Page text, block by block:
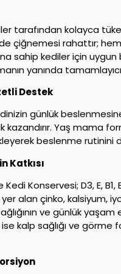
tarafından kolayca
çiğnemesi rahattır;
sahip kediler için uygun
yanında
Destek
günlük
Yaş mama
beslenme rutinini
Katkısı
Konservesi; D3, E, B1,
alan çinko, kalsiyum,
ve günlük
ise kalp sağlığı ve